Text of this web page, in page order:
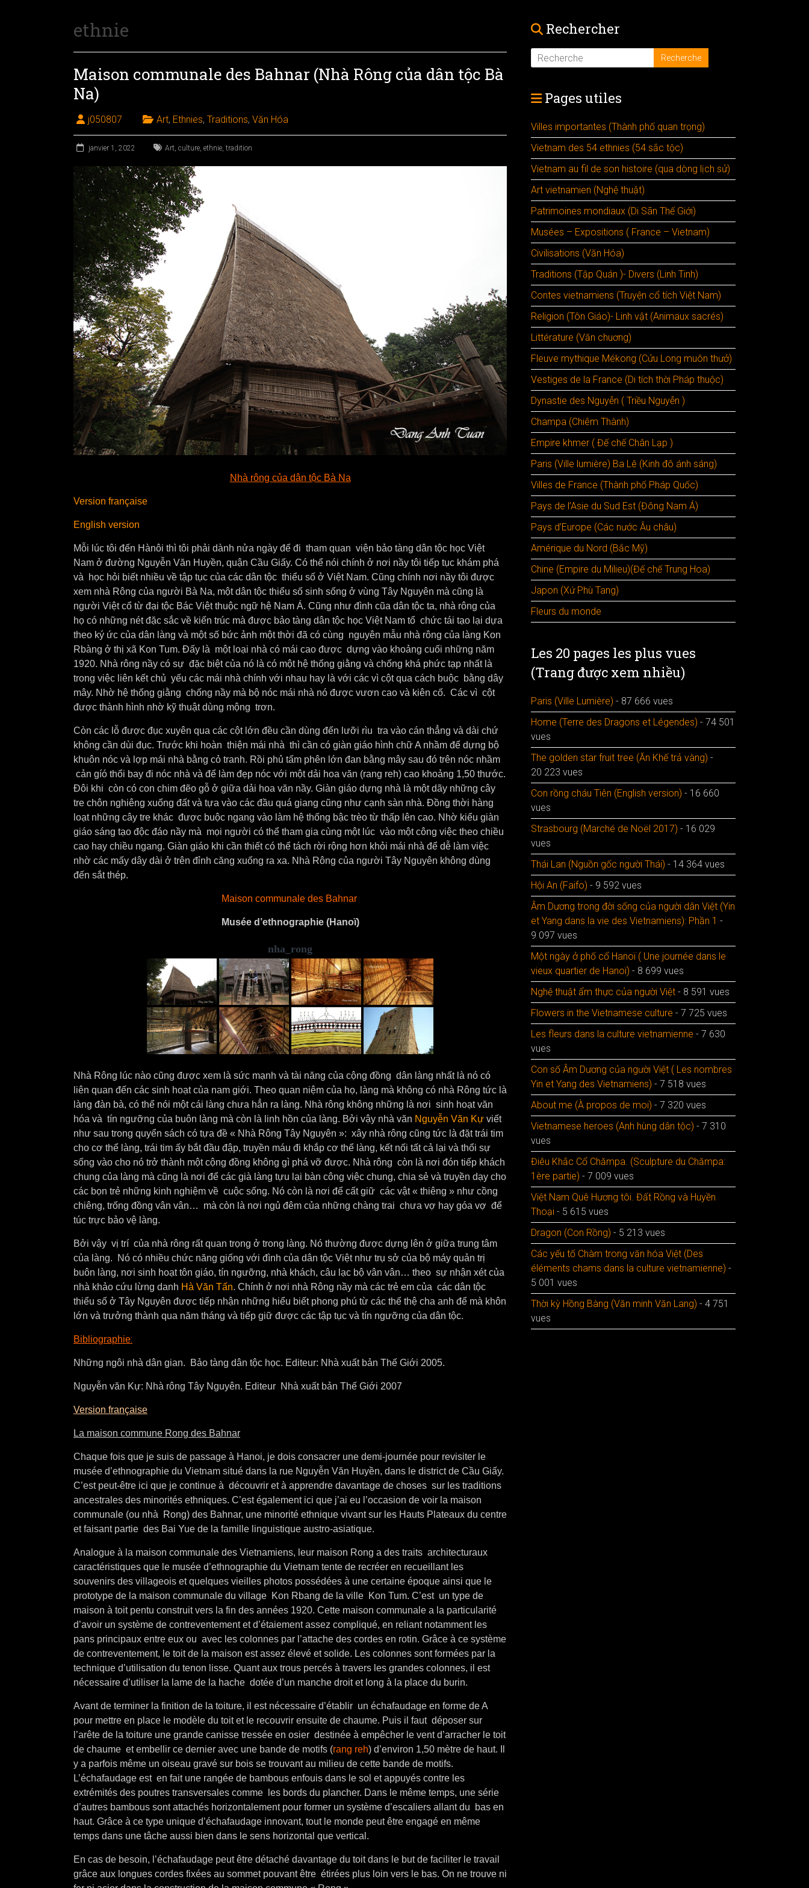
ethnie
Maison communale des Bahnar (Nhà Rông của dân tộc Bà
Na)
j050807 Art, Ethnies, Traditions, Văn Hóa
janvier 1, 2022 Art, culture, ethnie, tradition
Nhà rông của dân tộc Bà Na
Version française
English version
Mỗi lúc tôi đến Hànôi thì tôi phải dành nửa ngày để đi tham quan viện bảo tàng dân tộc học Việt
Nam ở đường Nguyễn Văn Huyền, quận Cầu Giấy. Có thể nói chính ở nơi nầy tôi tiếp tục khám phá
và học hỏi biết nhiều về tập tục của các dân tộc thiểu số ở Việt Nam. Cũng chính nơi nầy tôi được
xem nhà Rông của người Bà Na, một dân tộc thiểu số sinh sống ở vùng Tây Nguyên mà cũng là
người Việt cổ từ đại tộc Bác Việt thuộc ngữ hệ Nam Á. Cũng như đình cũa dân tộc ta, nhà rông của
họ có những nét đặc sắc về kiến trúc mà được bảo tàng dân tộc học Việt Nam tổ chức tái tạo lại dựa
theo ký ức của dân làng và một số bức ảnh một thời đã có cùng nguyên mẫu nhà rông của làng Kon
Rbàng ở thị xã Kon Tum. Đấy là một loại nhà có mái cao được dựng vào khoảng cuối những năm
1920. Nhà rông nầy có sự đặc biệt của nó là có một hệ thống giằng và chống khá phức tạp nhất là
trong việc liên kết chủ yếu các mái nhà chính với nhau hay là với các vì cột qua cách buộc bằng dây
mây. Nhờ hệ thống giằng chống nầy mà bộ nóc mái nhà nó được vươn cao và kiên cố. Các vì cột
được thành hình nhờ kỹ thuật dùng mộng trơn.
Còn các lỗ được đục xuyên qua các cột lớn đều cần dùng đến lưỡi rìu tra vào cán thẳng và dài chứ
không cần dùi đục. Trước khi hoàn thiện mái nhà thì cần có giàn giáo hình chữ A nhầm để dựng bộ
khuôn nóc và lợp mái nhà bằng cỏ tranh. Rồi phủ tấm phên lớn đan bằng mây sau đó trên nóc nhầm
cản gíó thổi bay đi nóc nhà và để làm đẹp nóc với một dải hoa văn (rang reh) cao khoảng 1,50 thước.
Đôi khi còn có con chim đẽo gỗ ở giữa dải hoa văn nầy. Giàn giáo dựng nhà là một dãy những cây
tre chôn nghiêng xuống đất và tựa vào các đầu quá giang cũng như cạnh sàn nhà. Đồng thời hàng
loạt những cây tre khác được buộc ngang vào làm hệ thống bậc trèo từ thấp lên cao. Nhờ kiểu giàn
giáo sáng tạo độc đáo nầy mà mọi người có thể tham gia cùng một lúc vào một công việc theo chiều
cao hay chiều ngang. Giàn giáo khi cần thiết có thể tách rời rộng hơn khỏi mái nhà để dễ làm việc
nhờ các mấy dây dài ở trên đỉnh căng xuống ra xa. Nhà Rông của người Tây Nguyên không dùng
đến sắt thép.
Maison communale des Bahnar
Musée d’ethnographie (Hanoï)
nha_rong
Nhà Rông lúc nào cũng được xem là sức mạnh và tài năng của cộng đồng dân làng nhất là nó có
liên quan đến các sinh hoạt của nam giới. Theo quan niệm của họ, làng mà không có nhà Rông tức là
làng đàn bà, có thể nói một cái làng chưa hẳn ra làng. Nhà rông không những là nơi sinh hoạt văn
hóa và tín ngưỡng của buôn làng mà còn là linh hồn của làng. Bởi vậy nhà văn Nguyễn Văn Kự viết
như sau trong quyển sách có tựa đề « Nhà Rông Tây Nguyên »: xây nhà rông cũng tức là đặt trái tim
cho cơ thể làng, trái tim ấy bắt đầu đập, truyền máu đi khắp cơ thể làng, kết nối tất cả lại và thổi sự
sống vào cho nó trở thành một cộng đồng không gì phá vỡ được. Nhà rông còn là nơi đón tiếp khách
chung của làng mà cũng là nơi để các già làng tựu lại bàn công việc chung, chia sẻ và truyền dạy cho
các bọn trẻ những kinh nghiệm về cuộc sống. Nó còn là nơi để cất giữ các vật « thiêng » như cồng
chiêng, trống đồng vân vân… mà còn là nơi ngủ đêm của những chàng trai chưa vợ hay góa vợ để
túc trực bảo vệ làng.
Bởi vậy vị trí của nhà rông rất quan trọng ở trong làng. Nó thường được dựng lên ở giữa trung tâm
của làng. Nó có nhiều chức năng giống với đình của dân tộc Việt như trụ sở của bộ máy quản trị
buôn làng, nơi sinh hoạt tôn giáo, tín ngưỡng, nhà khách, câu lạc bộ vân vân… theo sự nhận xét của
nhà khảo cứu lừng danh Hà Văn Tấn. Chính ở nơi nhà Rông nầy mà các trẻ em của các dân tộc
thiểu số ở Tây Nguyên được tiếp nhận những hiểu biết phong phú từ các thế thệ cha anh để mà khôn
lớn và trưởng thành qua năm tháng và tiếp giữ được các tập tục và tín ngưỡng của dân tộc.
Bibliographie:
Những ngôi nhà dân gian. Bảo tàng dân tộc học. Editeur: Nhà xuất bản Thế Giới 2005.
Nguyễn văn Kự: Nhà rông Tây Nguyên. Editeur Nhà xuất bản Thế Giới 2007
Version française
La maison commune Rong des Bahnar
Chaque fois que je suis de passage à Hanoi, je dois consacrer une demi-journée pour revisiter le
musée d’ethnographie du Vietnam situé dans la rue Nguyễn Văn Huyền, dans le district de Cầu Giấy.
C’est peut-être ici que je continue à découvrir et à apprendre davantage de choses sur les traditions
ancestrales des minorités ethniques. C’est également ici que j’ai eu l’occasion de voir la maison
communale (ou nhà Rong) des Bahnar, une minorité ethnique vivant sur les Hauts Plateaux du centre
et faisant partie des Bai Yue de la famille linguistique austro-asiatique.
Analogue à la maison communale des Vietnamiens, leur maison Rong a des traits architecturaux
caractéristiques que le musée d’ethnographie du Vietnam tente de recréer en recueillant les
souvenirs des villageois et quelques vieilles photos possédées à une certaine époque ainsi que le
prototype de la maison communale du village Kon Rbang de la ville Kon Tum. C’est un type de
maison à toit pentu construit vers la fin des années 1920. Cette maison communale a la particularité
d’avoir un système de contreventement et d’étaiement assez compliqué, en reliant notamment les
pans principaux entre eux ou avec les colonnes par l’attache des cordes en rotin. Grâce à ce système
de contreventement, le toit de la maison est assez élevé et solide. Les colonnes sont formées par la
technique d’utilisation du tenon lisse. Quant aux trous percés à travers les grandes colonnes, il est
nécessaire d’utiliser la lame de la hache dotée d’un manche droit et long à la place du burin.
Avant de terminer la finition de la toiture, il est nécessaire d’établir un échafaudage en forme de A
pour mettre en place le modèle du toit et le recouvrir ensuite de chaume. Puis il faut déposer sur
l’arête de la toiture une grande canisse tressée en osier destinée à empêcher le vent d’arracher le toit
de chaume et embellir ce dernier avec une bande de motifs (rang reh) d’environ 1,50 mètre de haut. Il
y a parfois même un oiseau gravé sur bois se trouvant au milieu de cette bande de motifs.
L’échafaudage est en fait une rangée de bambous enfouis dans le sol et appuyés contre les
extrémités des poutres transversales comme les bords du plancher. Dans le même temps, une série
d’autres bambous sont attachés horizontalement pour former un système d’escaliers allant du bas en
haut. Grâce à ce type unique d’échafaudage innovant, tout le monde peut être engagé en même
temps dans une tâche aussi bien dans le sens horizontal que vertical.
En cas de besoin, l’échafaudage peut être détaché davantage du toit dans le but de faciliter le travail
grâce aux longues cordes fixées au sommet pouvant être étirées plus loin vers le bas. On ne trouve ni
Rechercher
Pages utiles
Villes importantes (Thành phố quan trọng)
Vietnam des 54 ethnies (54 sắc tộc)
Vietnam au fil de son histoire (qua dòng lịch sử)
Art vietnamien (Nghệ thuật)
Patrimoines mondiaux (Di Sãn Thế Giới)
Musées – Expositions ( France – Vietnam)
Civilisations (Văn Hóa)
Traditions (Tập Quán )- Divers (Linh Tinh)
Contes vietnamiens (Truyện cổ tích Việt Nam)
Religion (Tôn Giáo)- Linh vật (Animaux sacrés)
Littérature (Văn chuơng)
Fleuve mythique Mékong (Cửu Long muôn thưở)
Vestiges de la France (Di tích thời Pháp thuộc)
Dynastie des Nguyễn ( Triều Nguyễn )
Champa (Chiêm Thành)
Empire khmer ( Đế chế Chân Lạp )
Paris (Ville lumière) Ba Lê (Kinh đô ánh sáng)
Villes de France (Thành phố Pháp Quốc)
Pays de l’Asie du Sud Est (Đông Nam Á)
Pays d’Europe (Các nước Âu châu)
Amérique du Nord (Bắc Mỹ)
Chine (Empire du Milieu)(Đế chế Trung Hoa)
Japon (Xứ Phù Tang)
Fleurs du monde
Les 20 pages les plus vues
(Trang được xem nhiều)
Paris (Ville Lumière) - 87 666 vues
Home (Terre des Dragons et Légendes) - 74 501
vues
The golden star fruit tree (Ăn Khế trả vàng) -
20 223 vues
Con rồng cháu Tiên (English version) - 16 660
vues
Strasbourg (Marché de Noël 2017) - 16 029
vues
Thái Lan (Nguồn gốc người Thái) - 14 364 vues
Hội An (Faifo) - 9 592 vues
Âm Dương trong đời sống của người dân Việt (Yin
et Yang dans la vie des Vietnamiens): Phần 1 -
9 097 vues
Một ngày ở phố cổ Hanoï ( Une journée dans le
vieux quartier de Hanoï) - 8 699 vues
Nghệ thuật ẩm thực của người Việt - 8 591 vues
Flowers in the Vietnamese culture - 7 725 vues
Les fleurs dans la culture vietnamienne - 7 630
vues
Con số Âm Dương của người Việt ( Les nombres
Yin et Yang des Vietnamiens) - 7 518 vues
About me (À propos de moi) - 7 320 vues
Vietnamese heroes (Anh hùng dân tộc) - 7 310
vues
Điêu Khắc Cổ Chămpa. (Sculpture du Chămpa:
1ère partie) - 7 009 vues
Việt Nam Quê Hương tôi. Đất Rồng và Huyền
Thoại - 5 615 vues
Dragon (Con Rồng) - 5 213 vues
Các yếu tố Chàm trong văn hóa Việt (Des
éléments chams dans la culture vietnamienne) -
5 001 vues
Thời kỳ Hồng Bàng (Văn minh Văn Lang) - 4 751
vues